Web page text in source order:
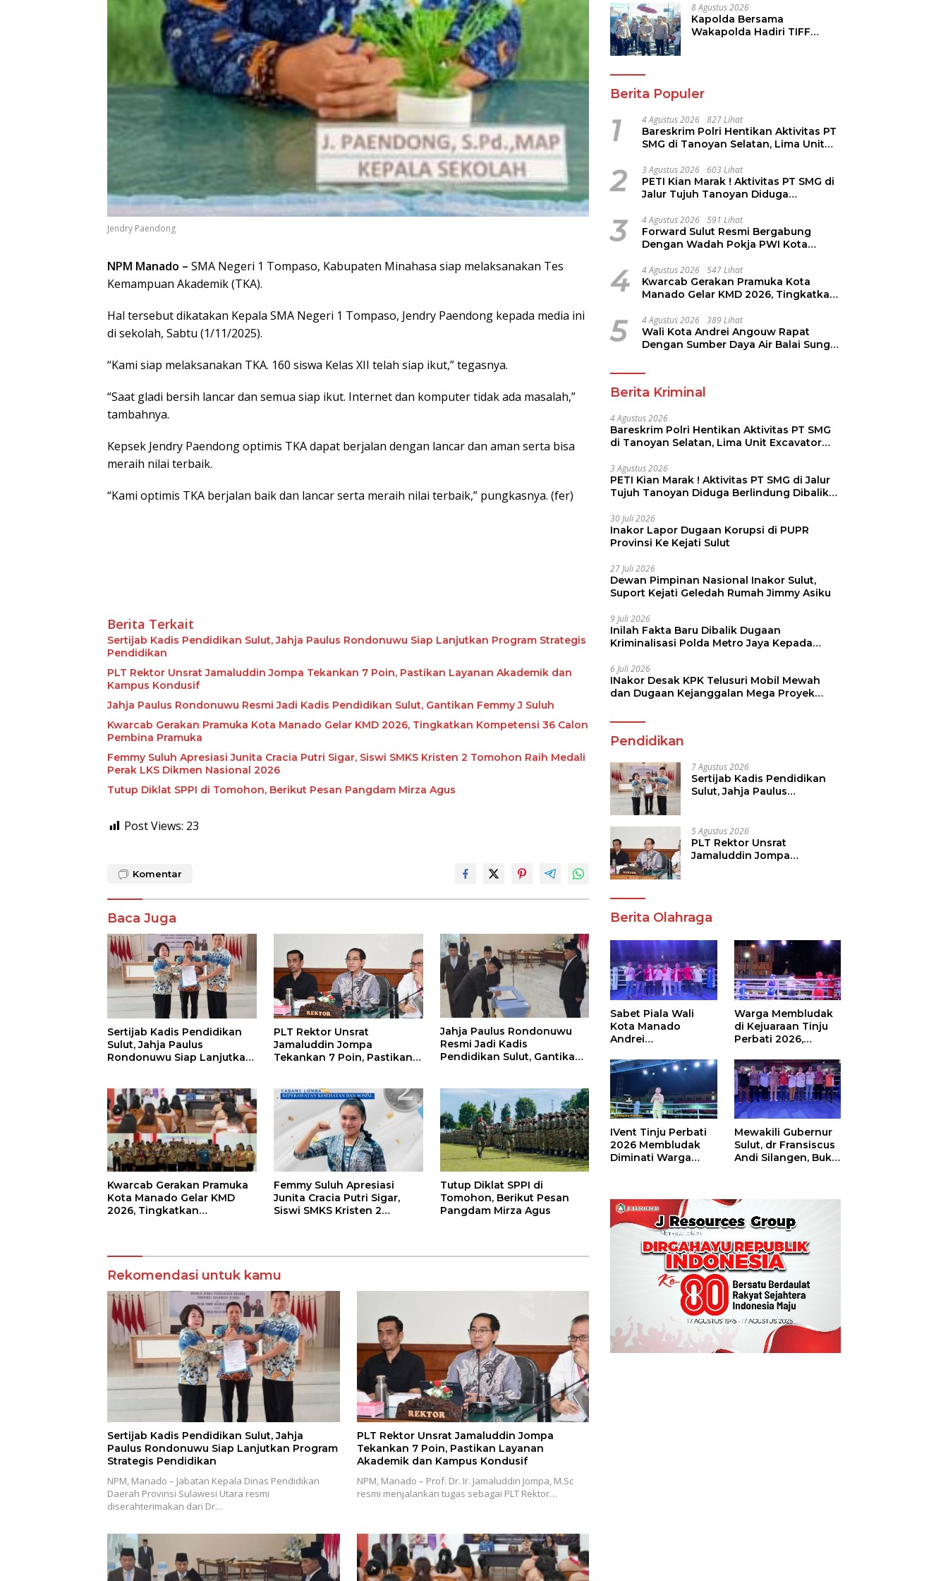
Jendry Paendong
NPM Manado – SMA Negeri 1 Tompaso, Kabupaten Minahasa siap melaksanakan Tes
Kemampuan Akademik (TKA).
Hal tersebut dikatakan Kepala SMA Negeri 1 Tompaso, Jendry Paendong kepada media ini
di sekolah, Sabtu (1/11/2025).
“Kami siap melaksanakan TKA. 160 siswa Kelas XII telah siap ikut,” tegasnya.
“Saat gladi bersih lancar dan semua siap ikut. Internet dan komputer tidak ada masalah,”
tambahnya.
Kepsek Jendry Paendong optimis TKA dapat berjalan dengan lancar dan aman serta bisa
meraih nilai terbaik.
“Kami optimis TKA berjalan baik dan lancar serta meraih nilai terbaik,” pungkasnya. (fer)
Berita Terkait
Sertijab Kadis Pendidikan Sulut, Jahja Paulus Rondonuwu Siap Lanjutkan Program Strategis
Pendidikan
PLT Rektor Unsrat Jamaluddin Jompa Tekankan 7 Poin, Pastikan Layanan Akademik dan
Kampus Kondusif
Jahja Paulus Rondonuwu Resmi Jadi Kadis Pendidikan Sulut, Gantikan Femmy J Suluh
Kwarcab Gerakan Pramuka Kota Manado Gelar KMD 2026, Tingkatkan Kompetensi 36 Calon
Pembina Pramuka
Femmy Suluh Apresiasi Junita Cracia Putri Sigar, Siswi SMKS Kristen 2 Tomohon Raih Medali
Perak LKS Dikmen Nasional 2026
Tutup Diklat SPPI di Tomohon, Berikut Pesan Pangdam Mirza Agus
Post Views: 23
Komentar
Baca Juga
Sertijab Kadis Pendidikan
Sulut, Jahja Paulus
Rondonuwu Siap Lanjutkan
PLT Rektor Unsrat
Jamaluddin Jompa
Tekankan 7 Poin, Pastikan
Jahja Paulus Rondonuwu
Resmi Jadi Kadis
Pendidikan Sulut, Gantikan
Kwarcab Gerakan Pramuka
Kota Manado Gelar KMD
2026, Tingkatkan
Femmy Suluh Apresiasi
Junita Cracia Putri Sigar,
Siswi SMKS Kristen 2
Tutup Diklat SPPI di
Tomohon, Berikut Pesan
Pangdam Mirza Agus
Rekomendasi untuk kamu
Sertijab Kadis Pendidikan Sulut, Jahja
Paulus Rondonuwu Siap Lanjutkan Program
Strategis Pendidikan
NPM, Manado – Jabatan Kepala Dinas Pendidikan
Daerah Provinsi Sulawesi Utara resmi
diserahterimakan dari Dr…
PLT Rektor Unsrat Jamaluddin Jompa
Tekankan 7 Poin, Pastikan Layanan
Akademik dan Kampus Kondusif
NPM, Manado – Prof. Dr. Ir. Jamaluddin Jompa, M.Sc
resmi menjalankan tugas sebagai PLT Rektor…
8 Agustus 2026
Kapolda Bersama
Wakapolda Hadiri TIFF
Berita Populer
1 4 Agustus 2026 827 Lihat
Bareskrim Polri Hentikan Aktivitas PT
SMG di Tanoyan Selatan, Lima Unit
2 3 Agustus 2026 603 Lihat
PETI Kian Marak ! Aktivitas PT SMG di
Jalur Tujuh Tanoyan Diduga
3 4 Agustus 2026 591 Lihat
Forward Sulut Resmi Bergabung
Dengan Wadah Pokja PWI Kota
4 4 Agustus 2026 547 Lihat
Kwarcab Gerakan Pramuka Kota
Manado Gelar KMD 2026, Tingkatkan
Pramuka
5 4 Agustus 2026 389 Lihat
Wali Kota Andrei Angouw Rapat
Dengan Sumber Daya Air Balai Sungai
Berita Kriminal
4 Agustus 2026
Bareskrim Polri Hentikan Aktivitas PT SMG
di Tanoyan Selatan, Lima Unit Excavator
3 Agustus 2026
PETI Kian Marak ! Aktivitas PT SMG di Jalur
Tujuh Tanoyan Diduga Berlindung Dibalik
30 Juli 2026
Inakor Lapor Dugaan Korupsi di PUPR
Provinsi Ke Kejati Sulut
27 Juli 2026
Dewan Pimpinan Nasional Inakor Sulut,
Suport Kejati Geledah Rumah Jimmy Asiku
9 Juli 2026
Inilah Fakta Baru Dibalik Dugaan
Kriminalisasi Polda Metro Jaya Kepada
6 Juli 2026
INakor Desak KPK Telusuri Mobil Mewah
dan Dugaan Kejanggalan Mega Proyek
Pendidikan
7 Agustus 2026
Sertijab Kadis Pendidikan
Sulut, Jahja Paulus
Pendidikan
5 Agustus 2026
PLT Rektor Unsrat
Jamaluddin Jompa
Berita Olahraga
Sabet Piala Wali
Kota Manado
Andrei
Boxing Camp Juara
Umum Tinju Perbati
2026
Warga Membludak
di Kejuaraan Tinju
Perbati 2026,
Piala Wali Kota
IVent Tinju Perbati
2026 Membludak
Diminati Warga
Mewakili Gubernur
Sulut, dr Fransiscus
Andi Silangen, Buka
Piala Wali Kota
Manado